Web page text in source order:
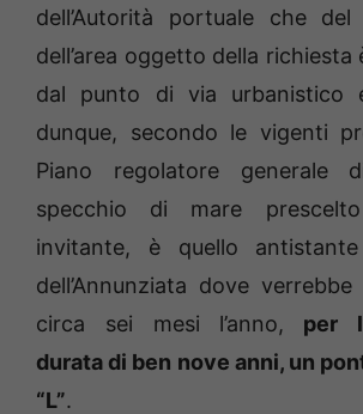
dell’Autorità portuale che
dell’area oggetto della
dal punto di via urbanistico
dunque, secondo le vigenti
Piano regolatore generale
specchio di mare
invitante, è quello
dell’Annunziata dove
circa sei mesi l’anno, per
durata di ben nove anni, un
“L”.